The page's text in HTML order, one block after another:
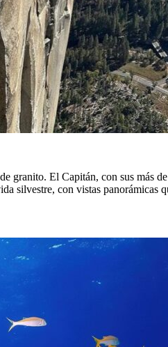
granito. El Capitán, con sus más
silvestre, con vistas panorámicas